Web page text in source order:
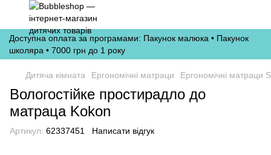
Доступна оплата за програмами: Пакунок малюка • Пакунок
школяра • 7000 грн до 1 року
Дитяча кімната Ергономічні матраци Ергономічні матраци
Вологостійке простирадло до
матраца Kokon
Артикул: 62337451 Написати відгук